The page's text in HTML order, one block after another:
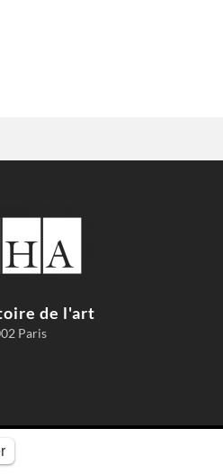
de l'art
Paris
citer AGORHA